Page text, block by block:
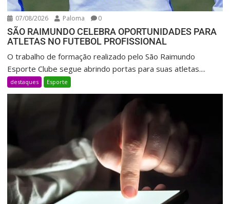
07/08/2026 Paloma 0
SÃO RAIMUNDO CELEBRA OPORTUNIDADES PARA
ATLETAS NO FUTEBOL PROFISSIONAL
O trabalho de formação realizado pelo São Raimundo
Esporte Clube segue abrindo portas para suas atletas....
destaques Esporte